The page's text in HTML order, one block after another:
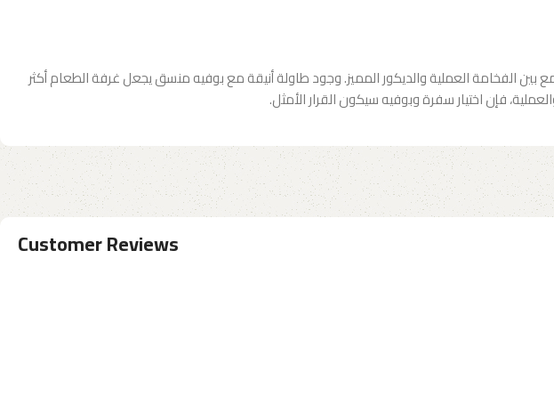
الفخامة العملية والديكور المميز. وجود طاولة أنيقة مع بوفيه منسق يجعل غرفة الطعام أكثر
فإن اختيار سفرة وبوفيه سيكون القرار الأمثل.
Customer Reviews